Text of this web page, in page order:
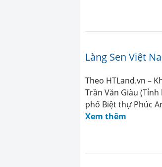
Làng Sen Việt
Theo HTLand.vn –
Trần Văn Giàu
phố Biệt thự Phúc
Xem thêm